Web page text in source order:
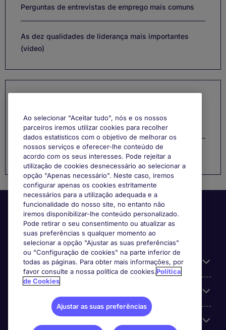
Perguntas de entrevistas de emprego mais comuns
As dez qualidades de liderança mais importantes
(vídeo)
Gestão de Carreira
Função
Informação Útil
Ao selecionar "Aceitar tudo", nós e os nossos
parceiros iremos utilizar cookies para recolher
dados estatísticos com o objetivo de melhorar os
nossos serviços e oferecer-lhe conteúdo de
acordo com os seus interesses. Pode rejeitar a
utilização de cookies desnecessário ao selecionar a
opção "Apenas necessário". Neste caso, iremos
configurar apenas os cookies estritamente
necessários para a utilização adequada e a
funcionalidade do nosso site, no entanto não
iremos disponibilizar-lhe conteúdo personalizado.
Pode retirar o seu consentimento ou atualizar as
suas preferências s qualquer momento ao
selecionar a opção "Ajustar as suas preferências"
ou "Configuração de cookies" na parte inferior de
todas as páginas. Para obter mais informações, por
favor consulte a nossa política de cookies.Política
de Cookies
Ajustar as suas preferências